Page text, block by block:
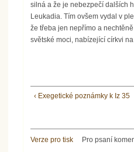
silná a že je nebezpečí dalších
Leukadia. Tím ovšem vydal v
že třeba jen nepřímo a
světské moci, nabízející církvi
‹ Exegetické poznámky k Iz 35
Verze pro tisk Pro psaní